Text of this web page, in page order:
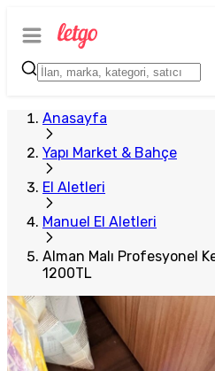
Anasayfa
Yapı Market & Bahçe
El Aletleri
Manuel El Aletleri
Alman Malı Profesyonel
1200TL
Plus Satıcı